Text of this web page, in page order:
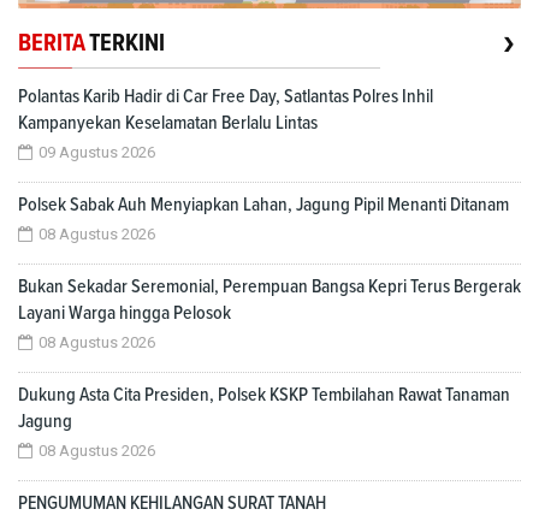
BERITATERKINI ›
Polantas Karib Hadir di Car Free Day, Satlantas Polres Inhil
Kampanyekan Keselamatan Berlalu Lintas
09 Agustus 2026
Polsek Sabak Auh Menyiapkan Lahan, Jagung Pipil Menanti Ditanam
08 Agustus 2026
Bukan Sekadar Seremonial, Perempuan Bangsa Kepri Terus Bergerak
Layani Warga hingga Pelosok
08 Agustus 2026
Dukung Asta Cita Presiden, Polsek KSKP Tembilahan Rawat Tanaman
Jagung
08 Agustus 2026
PENGUMUMAN KEHILANGAN SURAT TANAH